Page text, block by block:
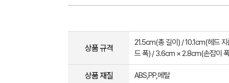
상품 규격
21.5cm(총 길이) / 10.1cm(헤드
드 폭) / 3.6cm × 2.8cm(손잡이
상품 재질 ABS,PP,메탈